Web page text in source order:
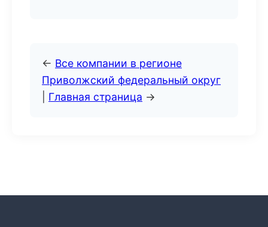
← Все компании в регионе
Приволжский федеральный округ
Главная страница →